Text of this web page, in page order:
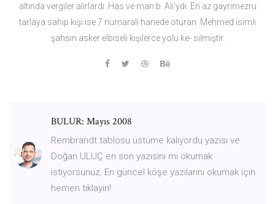
altında vergiler alırlardı. Has ve man b. Ali'ydi. En az gayrimezru
tarlaya sahip kişi ise 7 numaralı hanede oturan. Mehmed isimli
şahsın asker elbiseli kişilerce yolu ke- silmiştir.
BULUR: Mayıs 2008
Rembrandt tablosu üstüme kalıyordu yazısı ve
Doğan ULUÇ en son yazısını mı okumak
istiyorsunuz, En güncel köşe yazılarını okumak için
hemen tıklayın!